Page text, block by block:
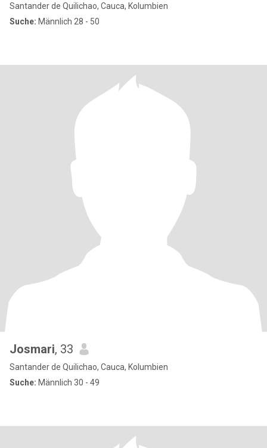
Santander de Quilichao, Cauca, Kolumbien
Suche: Männlich 28 - 50
Josmari, 33
Santander de Quilichao, Cauca, Kolumbien
Suche: Männlich 30 - 49